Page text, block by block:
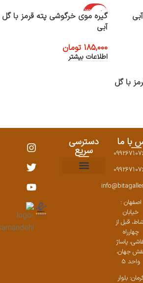
اتمام موجود
ی
گیره موی خرگوشی پته قرمز با گل
آبی
185,000 تومان
اطلاعات بیشتر
با گل
با ما
اصفهان :
خیابان
قبل از
چهارراه
پاساژ
جهان،
واحد 5
بلوار
دسترسی
سریع